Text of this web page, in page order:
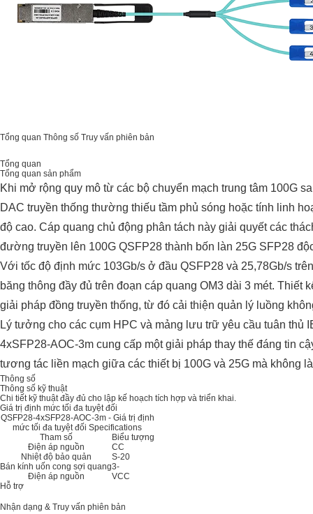
Tổng quan Thông số Truy vấn phiên bản
Tổng quan
Tổng quan sản phẩm
Khi mở rộng quy mô từ các bộ chuyển mạch trung tâm 100G
DAC truyền thống thường thiếu tầm phủ sóng hoặc tính linh
độ cao. Cáp quang chủ động phân tách này giải quyết các
đường truyền lên 100G QSFP28 thành bốn làn 25G SFP28
Với tốc độ định mức 103Gb/s ở đầu QSFP28 và 25,78Gb/s
băng thông đầy đủ trên đoạn cáp quang OM3 dài 3 mét.
giải pháp đồng truyền thống, từ đó cải thiện quản lý luồng
Lý tưởng cho các cụm HPC và mảng lưu trữ yêu cầu tuân thủ
4xSFP28-AOC-3m cung cấp một giải pháp thay thế đáng tin
tương tác liền mạch giữa các thiết bị 100G và 25G mà không
Thông số
Thông số kỹ thuật
Chi tiết kỹ thuật đầy đủ cho lập kế hoạch tích hợp và triển khai.
Giá trị định mức tối đa tuyệt đối
QSFP28-4xSFP28-AOC-3m - Giá trị định
mức tối đa tuyệt đối Specifications
Tham số
Biểu tượng
Điện áp nguồn
CC
Nhiệt độ bảo quản
S-20
Bán kính uốn cong sợi quang3-
Điện áp nguồn
VCC
Hỗ trợ
Nhận dạng & Truy vấn phiên bản